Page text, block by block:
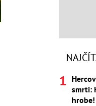
smrti:
hrobe!